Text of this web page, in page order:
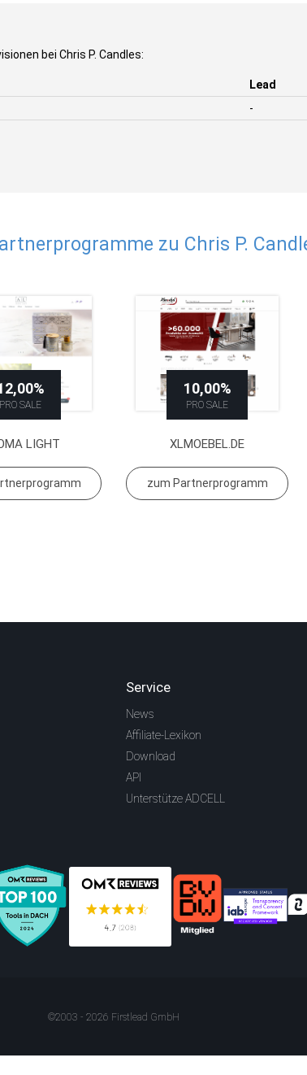
bei Chris P. Candles:
Lead
-
zu Chris P.
PRO SALE
LIGHT
10,00%
PRO SALE
XLMOEBEL.DE
zum Partnerprogramm
Service
News
Affiliate-Lexikon
Download
API
Unterstütze ADCELL
©2003 - 2026 Firstlead GmbH